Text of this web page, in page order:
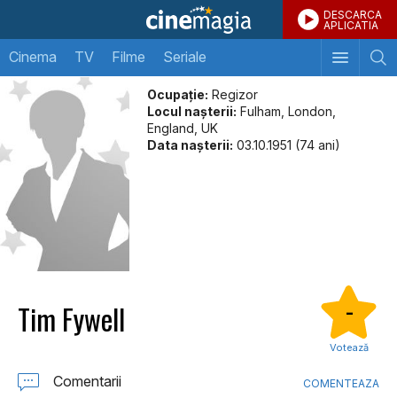
DESCARCA
APLICATIA
Cinema TV Filme Seriale
Ocupație: Regizor
Locul naşterii: Fulham, London,
England, UK
Data naşterii: 03.10.1951 (74 ani)
Tim Fywell -
Votează
Comentarii COMENTEAZA